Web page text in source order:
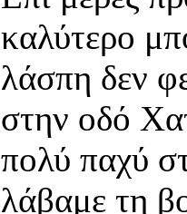
καλύτερο
λάσπη δεν
στην οδό
πολύ παχύ
λάβαμε τη